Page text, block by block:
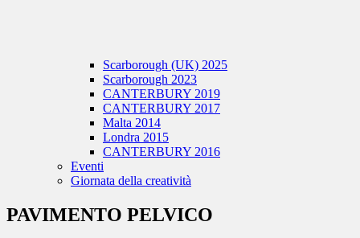
Scarborough (UK) 2025
Scarborough 2023
CANTERBURY 2019
CANTERBURY 2017
Malta 2014
Londra 2015
CANTERBURY 2016
Eventi
Giornata della creatività
PAVIMENTO PELVICO